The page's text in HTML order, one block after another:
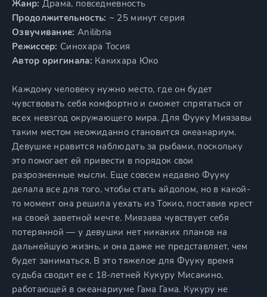
Жанр: Драма, повседневность
Продолжительность: ~ 25 минут серия
Озвучивание: Anilibria
Режиссер: Синохара Тосия
Автор оригинала: Какихара Юко
Каждому человеку нужно место, где он будет
чувствовать себя комфортно и сможет спрятаться от
всех невзгод окружающего мира. Для Фууку Миязавы
таким местом неожиданно становится океанариум.
Девушке нравится наблюдать за рыбами, поскольку
это помогает ей привести в порядок свои
разрозненные мысли. Еще совсем недавно Фууку
делала все для того, чтобы стать айдолом, но в какой-
то момент она решила уехать из Токио, поставив крест
на своей заветной мечте. Миязава чувствует себя
потерянной — у девушки нет никаких планов на
дальнейшую жизнь, и она даже не представляет, чем
будет заниматься. В это тяжелое для Фууку время
судьба сводит ее с 18-летней Кукуру Мисакино,
работающей в океанариуме Гама Гама. Кукуру не